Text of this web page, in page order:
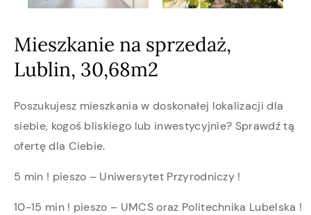
Mieszkanie na sprzedaż,
Lublin, 30,68m2
Poszukujesz mieszkania w doskonałej lokalizacji dla
siebie, kogoś bliskiego lub inwestycyjnie? Sprawdź tą
ofertę dla Ciebie.
5 min ! pieszo – Uniwersytet Przyrodniczy !
10-15 min ! pieszo – UMCS oraz Politechnika Lubelska !